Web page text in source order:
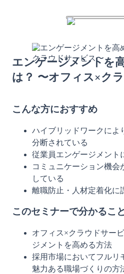
エンゲージメントを
は？ 〜オフィス×ク
こんな方におすすめ
ハイブリッドワークによ
分断されている
従業員エンゲージメント
コミュニケーション機会
している
離職防止・人材定着化に
このセミナーで分かること
オフィス×クラウドサー
ジメントを高める方法
採用市場においてフルリ
魅力ある職場づくりの方